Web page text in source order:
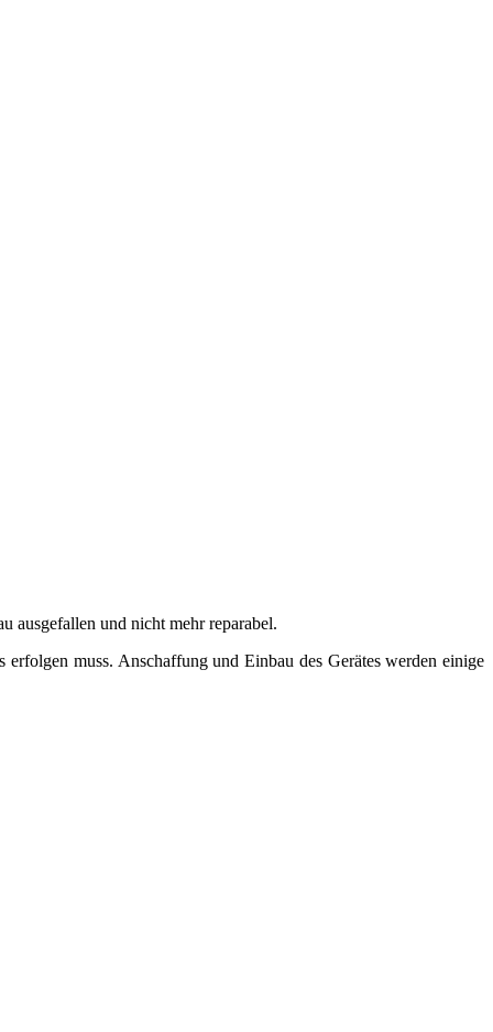
ausgefallen und nicht mehr reparabel.
muss. Anschaffung und Einbau des Gerätes werden einige